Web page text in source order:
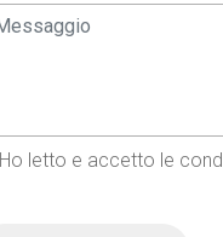
Ho letto e accetto le